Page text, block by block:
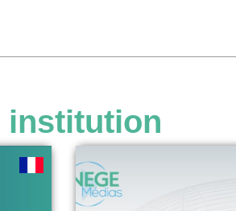
institution